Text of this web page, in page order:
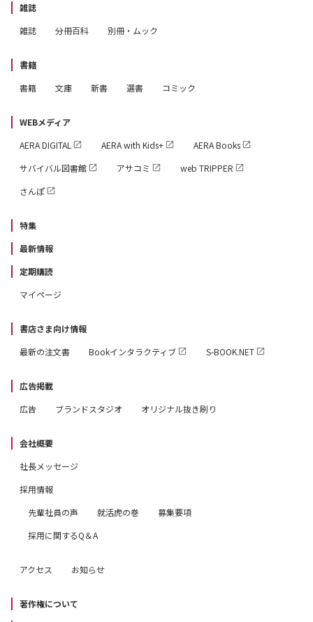
雑誌
雑誌
分冊百科 別冊・ムック
書籍
書籍
文庫 新書 選書 コミック
WEBメディア
AERA DIGITAL
AERA with Kids+
AERA Books
サバイバル図書館
アサコミ
web TRIPPER
さんぽ
特集
最新情報
定期購読
マイページ
書店さま向け情報
最新の注文書
Bookインタラクティブ S-BOOK.NET
広告掲載
広告
ブランドスタジオ オリジナル抜き刷り
会社概要
社長メッセージ
採用情報
先輩社員の声
就活虎の巻
募集要項
採用に関するQ＆A
アクセス お知らせ
著作権について